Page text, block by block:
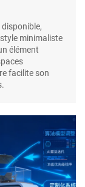
minimaliste
élément
facilite son